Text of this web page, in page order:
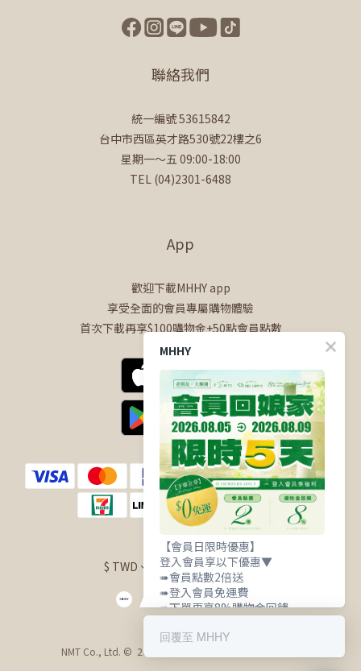
聯絡我們
統一編號 53615842
台中市西區英才路530號22樓之6
星期一～五 09:00-18:00
TEL (04)2301-6488
App
歡迎下載MHHY app
享受全面的會員專屬購物體驗
首次下載再享$100購物金+50點會員點數
$ TWD 繁體中文
NMT Co., Ltd. © 2021 明華興業股份有限公司 版權所有
MHHY
【會員日限時優惠】
登入會員享以下優惠▼
➠會員點數2倍送
➠登入會員免運費
➠下單再享8%購物金回饋
回覆至 MHHY